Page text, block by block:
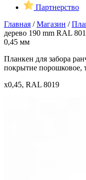
Партнерство
Главная /Магазин /
дерево 190 mm RAL
0,45 мм
Планкен для забора
покрытие порошковое,
x0,45, RAL 8019